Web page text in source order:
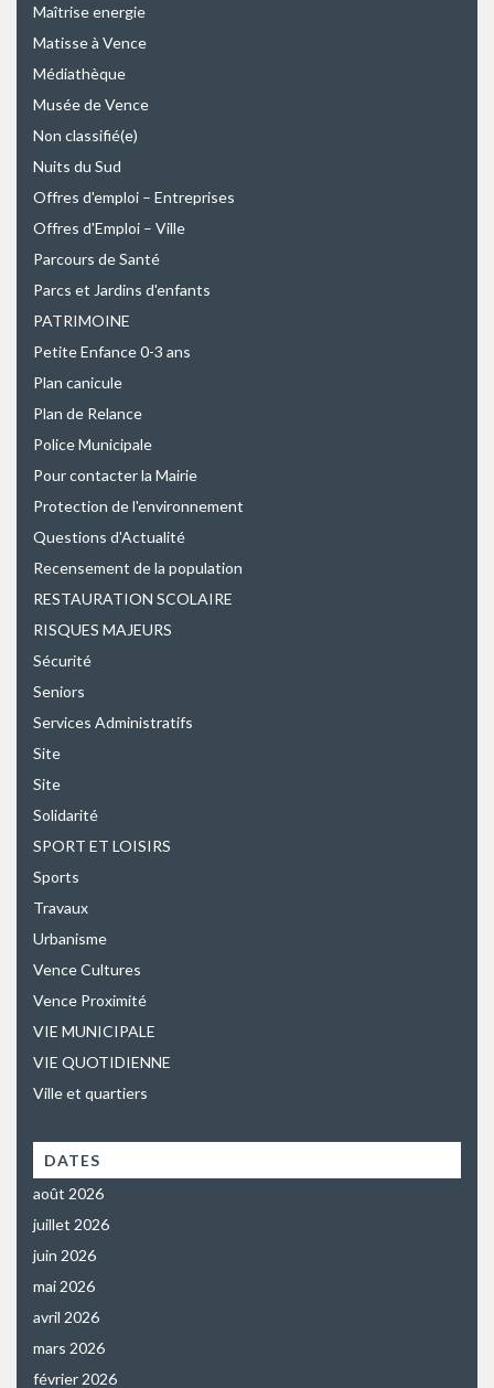
Maîtrise energie
Matisse à Vence
Médiathèque
Musée de Vence
Non classifié(e)
Nuits du Sud
Offres d'emploi – Entreprises
Offres d'Emploi – Ville
Parcours de Santé
Parcs et Jardins d'enfants
PATRIMOINE
Petite Enfance 0-3 ans
Plan canicule
Plan de Relance
Police Municipale
Pour contacter la Mairie
Protection de l'environnement
Questions d'Actualité
Recensement de la population
RESTAURATION SCOLAIRE
RISQUES MAJEURS
Sécurité
Seniors
Services Administratifs
Site
Site
Solidarité
SPORT ET LOISIRS
Sports
Travaux
Urbanisme
Vence Cultures
Vence Proximité
VIE MUNICIPALE
VIE QUOTIDIENNE
Ville et quartiers
DATES
août 2026
juillet 2026
juin 2026
mai 2026
avril 2026
mars 2026
février 2026